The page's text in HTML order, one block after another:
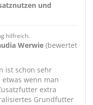
und
hilfreich.
Werwie (bewertet
ist schon sehr
wenn man
extra
Grundfutter